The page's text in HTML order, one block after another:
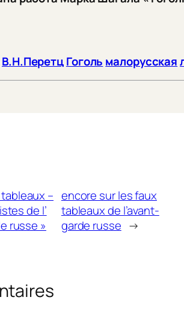
В.Н.ПеретцГоголь малорусская
–
de l’
russe »
encore sur les faux
tableaux de l’avant-
garde russe →